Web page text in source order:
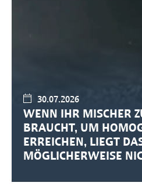
30.07.2026
WENN IHR MISCHER
BRAUCHT, UM
ERREICHEN, LIEGT
MÖGLICHERWEISE